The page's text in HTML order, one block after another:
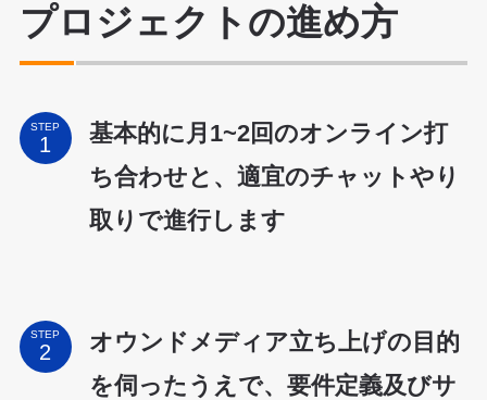
プロジェクトの進め方
STEP
基本的に月1~2回のオンライン打
ち合わせと、適宜のチャットやり
取りで進行します
STEP
オウンドメディア立ち上げの目的
を伺ったうえで、要件定義及びサ